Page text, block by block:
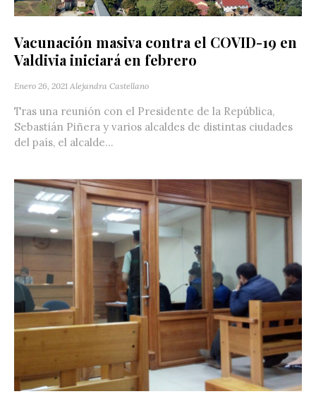
Vacunación masiva contra el COVID-19 en
Valdivia iniciará en febrero
Enero 26, 2021 Alejandra Castellano
Tras una reunión con el Presidente de la República,
Sebastián Piñera y varios alcaldes de distintas ciudades
del país, el alcalde...